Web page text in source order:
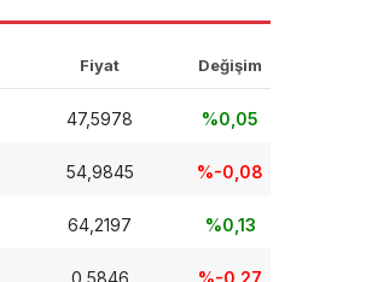
Fiyat Değişim
47,5978 %0,05
54,9845 %-0,08
64,2197 %0,13
0,5846 %-0,27